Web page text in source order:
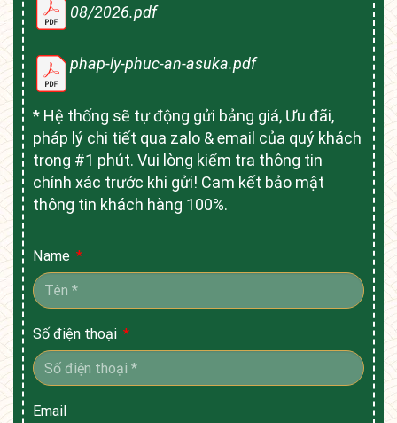
08/2026.pdf
phap-ly-phuc-an-asuka.pdf
* Hệ thống sẽ tự động gửi bảng giá, Ưu đãi,
pháp lý chi tiết qua zalo & email của quý khách
trong #1 phút. Vui lòng kiểm tra thông tin
chính xác trước khi gửi! Cam kết bảo mật
thông tin khách hàng 100%.
Name
Số điện thoại
Email